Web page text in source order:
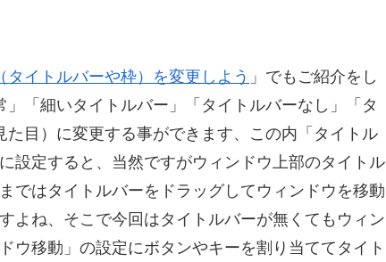
タイトルバーや枠）を変更しよう 」でもご紹介をし
「細いタイトルバー」「タイトルバーなし」「タ
目）に変更する事ができます、この内「タイトル
設定すると、当然ですがウィンドウ上部のタイトル
ではタイトルバーをドラッグしてウィンドウを移動
よね、そこで今回はタイトルバーが無くてもウィン
ウ移動」の設定にボタンやキーを割り当ててタイト